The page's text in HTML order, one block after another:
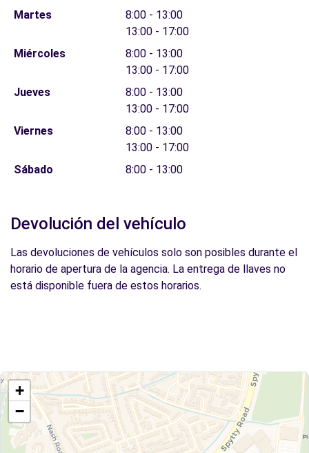
Martes
8:00 - 13:00
13:00 - 17:00
Miércoles
8:00 - 13:00
13:00 - 17:00
Jueves
8:00 - 13:00
13:00 - 17:00
Viernes
8:00 - 13:00
13:00 - 17:00
Sábado
8:00 - 13:00
Devolución del vehículo
Las devoluciones de vehículos solo son posibles durante el
horario de apertura de la agencia. La entrega de llaves no
está disponible fuera de estos horarios.
+
−